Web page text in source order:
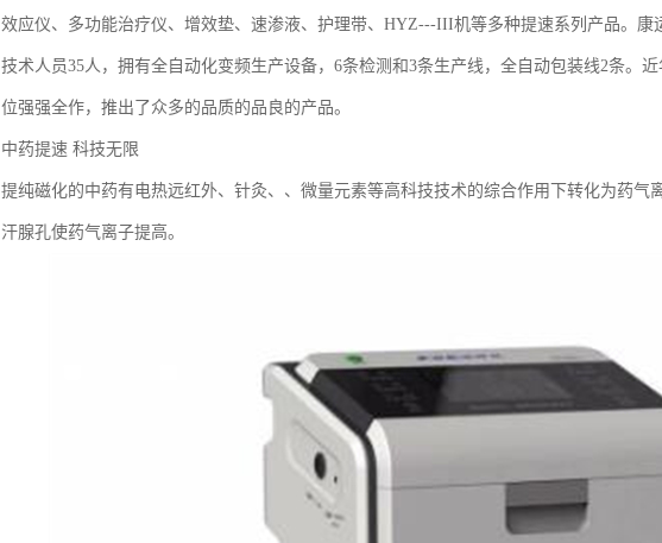
效应仪、多功能治疗仪、增效垫、速渗液、护理带、HYZ---III机等多种提速系列产品。康
技术人员35人，拥有全自动化变频生产设备，6条检测和3条生产线，全自动包装线2条。
位强强全作，推出了众多的品质的品良的产品。
中药提速 科技无限
提纯磁化的中药有电热远红外、针灸、、微量元素等高科技技术的综合作用下转化为药气
汗腺孔使药气离子提高。